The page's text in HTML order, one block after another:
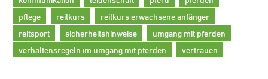
pflege
reitkurs
reitkurs erwachsene anfänger
reitsport
sicherheitshinweise
umgang mit pferden
verhaltensregeln im umgang mit pferden
vertrauen